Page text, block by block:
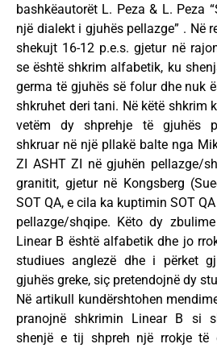
bashkëautorët L. Peza & L. Peza
një dialekt i gjuhës pellazge” . Në
shekujt 16-12 p.e.s. gjetur në
se është shkrim alfabetik, ku
germa të gjuhës së folur dhe nuk
shkruhet deri tani. Në këtë shkrim
vetëm dy shprehje të gjuhës
shkruar në një pllakë balte nga
ZI ASHT ZI në gjuhën pellazge/
granitit, gjetur në Kongsberg
SOT QA, e cila ka kuptimin SOT
pellazge/shqipe. Këto dy
Linear B është alfabetik dhe jo
studiues anglezë dhe i përket
gjuhës greke, siç pretendojnë dy
Në artikull kundërshtohen
pranojnë shkrimin Linear B si
shenjë e tij shpreh një rrokje të